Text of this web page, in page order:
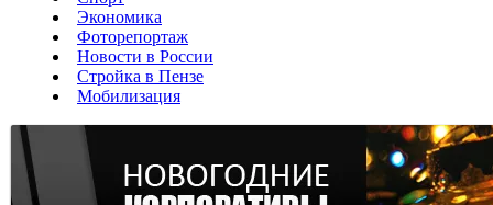
Экономика
Фоторепортаж
Новости в России
Стройка в Пензе
Мобилизация